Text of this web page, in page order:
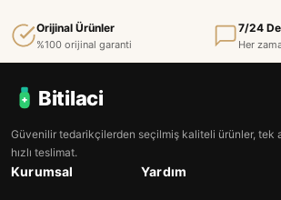
Orijinal Ürünler
%100 orijinal garanti
7/24
Her
Bitilaci
Güvenilir tedarikçilerden seçilmiş kaliteli ürünler, tek
hızlı teslimat.
Kurumsal Yardım